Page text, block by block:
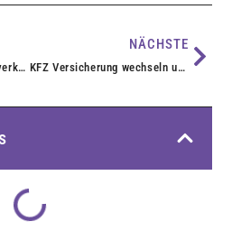
Elektroauto kaufen oder verkaufen Plattform von Aampere
NÄCHSTE
KFZ Versicherung wechseln und 5 Prozent sparen